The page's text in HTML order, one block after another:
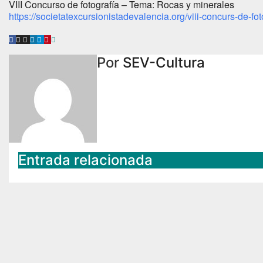
VIII Concurso de fotografía – Tema: Rocas y minerales
https://societatexcursionistadevalencia.org/viii-concurs-de-
Por SEV-Cultura
Entrada relacionada